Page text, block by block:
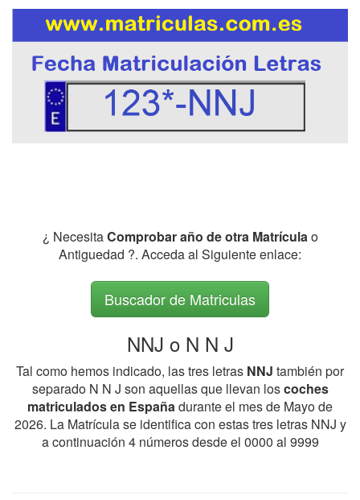
¿ NecesitaComprobar año de otra Matrículao
Antiguedad ?. Acceda al Siguiente enlace:
Buscador de Matriculas
NNJ o N N J
Tal como hemos indicado, las tres letras NNJ también por
separado N N J son aquellas que llevan loscoches
matriculados en Españadurante el mes de Mayo de
2026. La Matrícula se identifica con estas tres letras NNJ y
a continuación 4 números desde el 0000 al 9999